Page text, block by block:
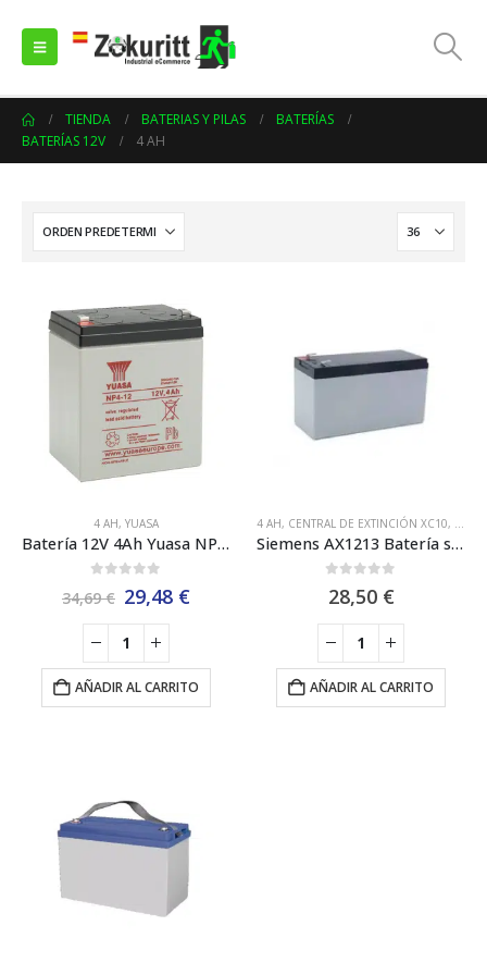
TIENDA BATERIAS Y PILAS
BATERÍAS
BATERÍAS 12V
4 AH
4 AH, YUASA
Batería 12V 4Ah Yuasa NP4-12
34,69€ El
precio
original
era:
34,69 €.
29,48 €El
29,48 €.
AÑADIR AL CARRITO
4 AH, CENTRAL DE EXTINCIÓN XC10,
Siemens AX1213 Batería sistemas detección contra incendios 12V/4AH
28,50 €
AÑADIR AL CARRITO